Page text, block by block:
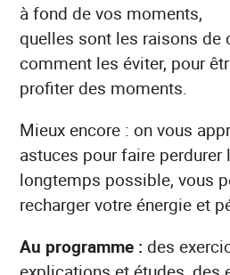
à fond de vos moments,
quelles sont les raisons de
comment les éviter, pour
profiter des moments.
Mieux encore : on vous
astuces pour faire
longtemps possible, vous
recharger votre énergie et
Au programme : des